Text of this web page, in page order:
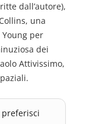
dall’autore),
una
per
dei
Attivissimo,
preferisci